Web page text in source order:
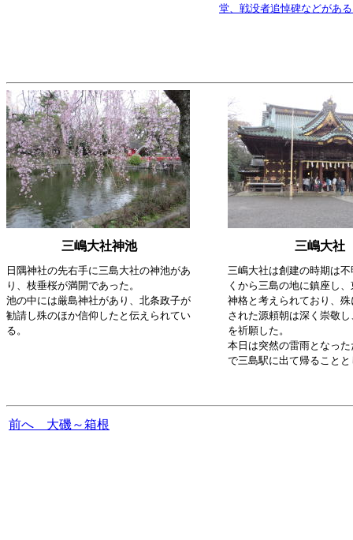
堂、戦没者追悼碑などがあ
三嶋大社神池 三嶋大社
日隅神社の先右手に三島大社の神池があ
り、枝垂桜が満開であった。
池の中には厳島神社があり、北条政子が
勧請し殊のほか信仰したと伝えられてい
る。
三嶋大社は創建の時期は
くから三島の地に鎮座し
神格と考えられており、
された源頼朝は深く崇敬
を祈願した。
本日は突然の雷雨となっ
で三島駅に出て帰ることと
前へ 大磯～箱根